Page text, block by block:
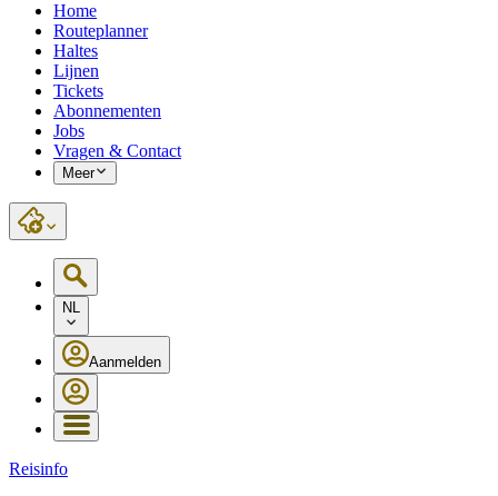
Home
Routeplanner
Haltes
Lijnen
Tickets
Abonnementen
Jobs
Vragen & Contact
Meer
NL
Aanmelden
Reisinfo